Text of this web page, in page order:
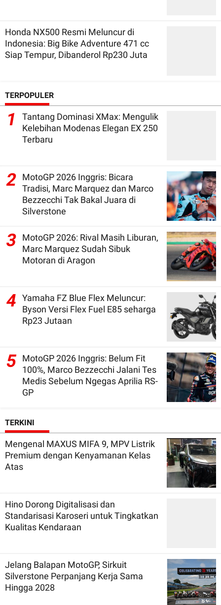
Honda NX500 Resmi Meluncur di
Indonesia: Big Bike Adventure 471 cc
Siap Tempur, Dibanderol Rp230 Juta
TERPOPULER
1
Tantang Dominasi XMax: Mengulik
Kelebihan Modenas Elegan EX 250
Terbaru
2
MotoGP 2026 Inggris: Bicara
Tradisi, Marc Marquez dan Marco
Bezzecchi Tak Bakal Juara di
Silverstone
3
MotoGP 2026: Rival Masih Liburan,
Marc Marquez Sudah Sibuk
Motoran di Aragon
4
Yamaha FZ Blue Flex Meluncur:
Byson Versi Flex Fuel E85 seharga
Rp23 Jutaan
5 MotoGP 2026 Inggris: Belum Fit
100%, Marco Bezzecchi Jalani Tes
Medis Sebelum Ngegas Aprilia RS-
GP
TERKINI
Mengenal MAXUS MIFA 9, MPV Listrik
Premium dengan Kenyamanan Kelas
Atas
Hino Dorong Digitalisasi dan
Standarisasi Karoseri untuk Tingkatkan
Kualitas Kendaraan
Jelang Balapan MotoGP, Sirkuit
Silverstone Perpanjang Kerja Sama
Hingga 2028